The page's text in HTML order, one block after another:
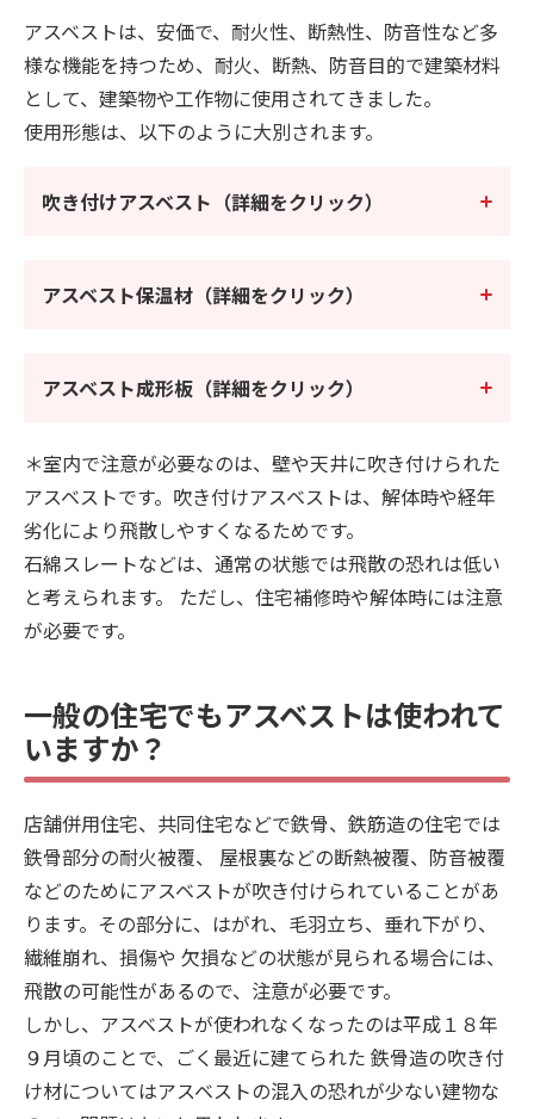
アスベストは、安価で、耐火性、断熱性、防音性など多
様な機能を持つため、耐火、断熱、防音目的で建築材料
として、建築物や工作物に使用されてきました。
使用形態は、以下のように大別されます。
吹き付けアスベスト（詳細をクリック）
アスベスト保温材（詳細をクリック）
アスベスト成形板（詳細をクリック）
＊室内で注意が必要なのは、壁や天井に吹き付けられた
アスベストです。吹き付けアスベストは、解体時や経年
劣化により飛散しやすくなるためです。
石綿スレートなどは、通常の状態では飛散の恐れは低い
と考えられます。 ただし、住宅補修時や解体時には注意
が必要です。
一般の住宅でもアスベストは使われて
いますか？
店舗併用住宅、共同住宅などで鉄骨、鉄筋造の住宅では
鉄骨部分の耐火被覆、 屋根裏などの断熱被覆、防音被覆
などのためにアスベストが吹き付けられていることがあ
ります。その部分に、はがれ、毛羽立ち、垂れ下がり、
繊維崩れ、損傷や 欠損などの状態が見られる場合には、
飛散の可能性があるので、注意が必要です。
しかし、アスベストが使われなくなったのは平成１８年
９月頃のことで、ごく最近に建てられた 鉄骨造の吹き付
け材についてはアスベストの混入の恐れが少ない建物な